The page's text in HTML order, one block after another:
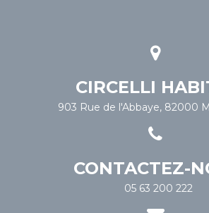
CIRCELLI
903 Rue de l'Abbaye, 82000
CONTACTEZ-
05 63 200 222